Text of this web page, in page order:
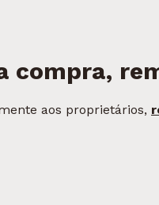
compra,
aos proprietários,